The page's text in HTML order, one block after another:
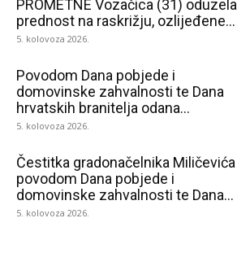
PROMETNE Vozačica (31) oduzela
prednost na raskrižju, ozlijeđene...
5. kolovoza 2026.
Povodom Dana pobjede i
domovinske zahvalnosti te Dana
hrvatskih branitelja odana...
5. kolovoza 2026.
Čestitka gradonačelnika Miličevića
povodom Dana pobjede i
domovinske zahvalnosti te Dana...
5. kolovoza 2026.